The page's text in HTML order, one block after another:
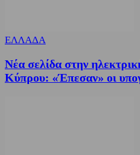
ΕΛΛΑΔΑ
Νέα σελίδα στην
Κύπρου: «Έπεσαν» οι